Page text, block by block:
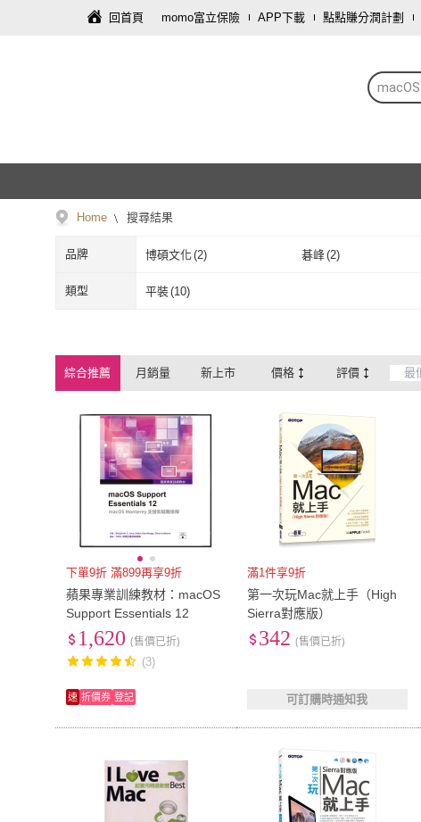
回首頁 momo富立保險 APP下載 點點賺分潤計劃
macOS
Home 搜尋結果
品牌 博碩文化(2) 碁峰(2)
博碩文化
類型 平裝(10)
綜合推薦 月銷量 新上市 價格 評價
下單9折 滿899再享9折
蘋果專業訓練教材：macOS
Support Essentials 12
1,620 (售價已折)
(3)
速 折價券 登記
滿1件享9折
第一次玩Mac就上手（High
Sierra對應版）
342 (售價已折)
可訂購時通知我